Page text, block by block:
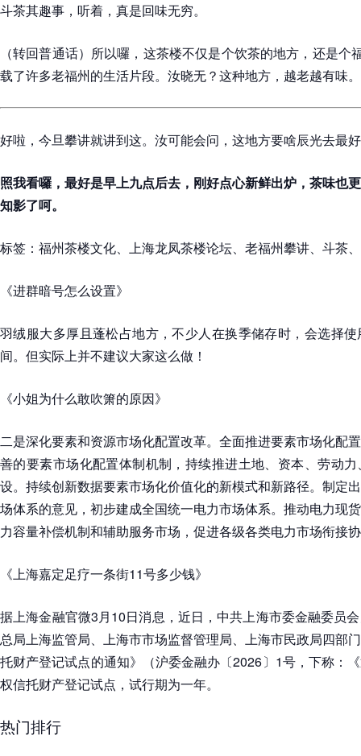
斗茶其趣事，听着，真是回味无穷。
（转回普通话）所以囉，这茶楼不仅是个饮茶的地方，还是个
载了许多老福州的生活片段。汝晓无？这种地方，越老越有味。
好啦，今旦攀讲就讲到这。汝可能会问，这地方要啥辰光去最
照我看囉，最好是早上九点后去，刚好点心新鲜出炉，茶味也
知影了呵。
标签：福州茶楼文化、上海龙凤茶楼论坛、老福州攀讲、斗茶
《进群暗号怎么设置》
羽绒服大多厚且蓬松占地方，不少人在换季储存时，会选择
间。但实际上并不建议大家这么做！
《小姐为什么敢吹箫的原因》
二是深化要素和资源市场化配置改革。全面推进要素市场化配
善的要素市场化配置体制机制，持续推进土地、资本、劳动
设。持续创新数据要素市场化价值化的新模式和新路径。制定
场体系的意见，初步建成全国统一电力市场体系。推动电力现
力容量补偿机制和辅助服务市场，促进各级各类电力市场衔接
《上海嘉定足疗一条街11号多少钱》
据上海金融官微3月10日消息，近日，中共上海市委金融委员
总局上海监管局、上海市市场监督管理局、上海市民政局四部
托财产登记试点的通知》（沪委金融办〔2026〕1号，下称：
权信托财产登记试点，试行期为一年。
热门排行